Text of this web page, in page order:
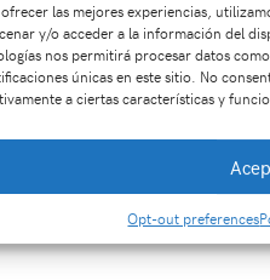
ofrecer las mejores experiencias,
y/o acceder a la información del
nos permitirá procesar datos
únicas en este sitio. No
a ciertas características y
Opt-out preferences
tres días de retracto. El
protección
,